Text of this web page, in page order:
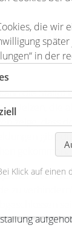
die
Uelzen,
zeige, dass
gibt,
gekommen.
Sicht
zu
die wir
in der
Klick auf einen